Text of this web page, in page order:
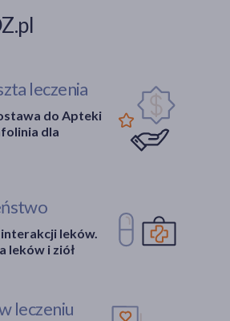
leczenia
do Apteki
dla
leków.
leków i ziół
leczeniu